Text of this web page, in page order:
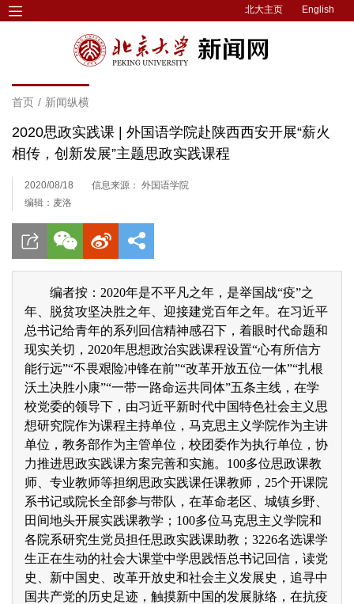
北大主页 English
首页 / 新闻纵横
2020思政实践课 | 外国语学院赴陕西西安开展“薪火
相传，创新发展”主题思政实践课程
2020/08/18
信息来源： 外国语学院
编辑：麦洛
编者按：2020年是不平凡之年，是举国战“疫”之
年、脱贫攻坚决胜之年、迎接建党百年之年。在习近平
总书记给青年的系列回信精神感召下，着眼时代命题和
现实关切，2020年思想政治实践课程设置“心有所信方
能行远”“不畏艰险冲锋在前”“改革开放五位一体”“扎根
沃土决胜小康”“一带一路命运共同体”五条主线，在学
校党委的领导下，由习近平新时代中国特色社会主义思
想研究院作为课程主持单位，马克思主义学院作为主讲
单位，教务部作为主管单位，校团委作为执行单位，协
力推进思政实践课方案完善和实施。100多位思政课教
师、专业教师等担纲思政实践课任课教师，25个开课院
系书记或院长全部参与带队，在革命老区、城镇乡野、
田间地头开展实践课教学；100多位马克思主义学院和
各院系研究生党员担任思政实践课助教；3226名选课学
生正在生动的社会大课堂中学思践悟总书记回信，读党
史、新中国史、改革开放史和社会主义发展史，追寻中
国共产党的历史足迹，触摸新中国的发展脉络，在抗疫